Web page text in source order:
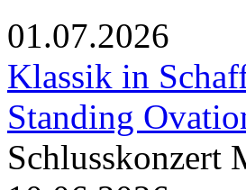
01.07.2026
Klassik in
Standing
Schlusskonzert